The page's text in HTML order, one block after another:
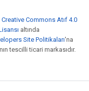
Creative Commons Atıf 4.0
altında
Site Politikaları'na
tescilli ticari markasıdır.